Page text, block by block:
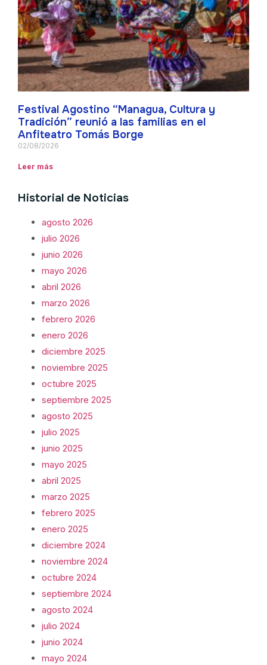
Festival Agostino “Managua, Cultura y
Tradición” reunió a las familias en el
Anfiteatro Tomás Borge
02/08/2026
Leer más
Historial de Noticias
agosto 2026
julio 2026
junio 2026
mayo 2026
abril 2026
marzo 2026
febrero 2026
enero 2026
diciembre 2025
noviembre 2025
octubre 2025
septiembre 2025
agosto 2025
julio 2025
junio 2025
mayo 2025
abril 2025
marzo 2025
febrero 2025
enero 2025
diciembre 2024
noviembre 2024
octubre 2024
septiembre 2024
agosto 2024
julio 2024
junio 2024
mayo 2024